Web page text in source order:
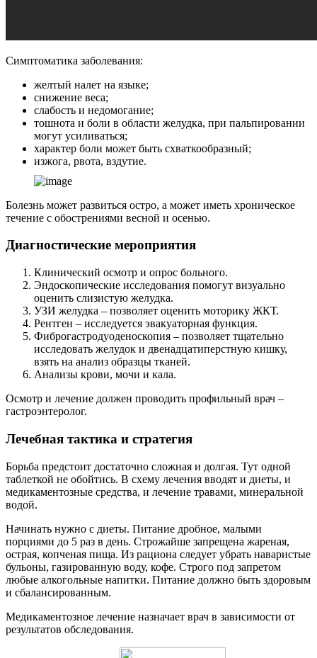
Симптоматика заболевания:
желтый налет на языке;
снижение веса;
слабость и недомогание;
тошнота и боли в области желудка, при пальпировании
могут усиливаться;
характер боли может быть схваткообразный;
изжога, рвота, вздутие.
Болезнь может развиться остро, а может иметь хроническое
течение с обострениями весной и осенью.
Диагностические мероприятия
Клинический осмотр и опрос больного.
Эндоскопические исследования помогут визуально
оценить слизистую желудка.
УЗИ желудка – позволяет оценить моторику ЖКТ.
Рентген – исследуется эвакуаторная функция.
Фиброгастродуоденоскопия – позволяет тщательно
исследовать желудок и двенадцатиперстную кишку,
взять на анализ образцы тканей.
Анализы крови, мочи и кала.
Осмотр и лечение должен проводить профильный врач –
гастроэнтеролог.
Лечебная тактика и стратегия
Борьба предстоит достаточно сложная и долгая. Тут одной
таблеткой не обойтись. В схему лечения вводят и диеты, и
медикаментозные средства, и лечение травами, минеральной
водой.
Начинать нужно с диеты. Питание дробное, малыми
порциями до 5 раз в день. Строжайше запрещена жареная,
острая, копченая пища. Из рациона следует убрать наваристые
бульоны, газированную воду, кофе. Строго под запретом
любые алкогольные напитки. Питание должно быть здоровым
и сбалансированным.
Медикаментозное лечение назначает врач в зависимости от
результатов обследования.